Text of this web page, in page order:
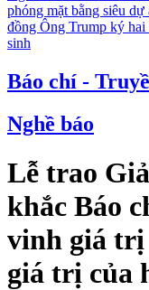
phóng mặt bằng siêu
đồng Ông Trump ký hai
sinh
Báo chí -
Nghề báo
Lễ trao
khắc Báo
vinh giá trị
giá trị của